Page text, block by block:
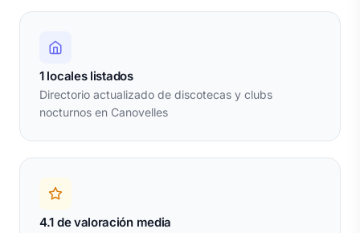
1 locales listados
Directorio actualizado de discotecas y clubs
nocturnos en Canovelles
4.1 de valoración media